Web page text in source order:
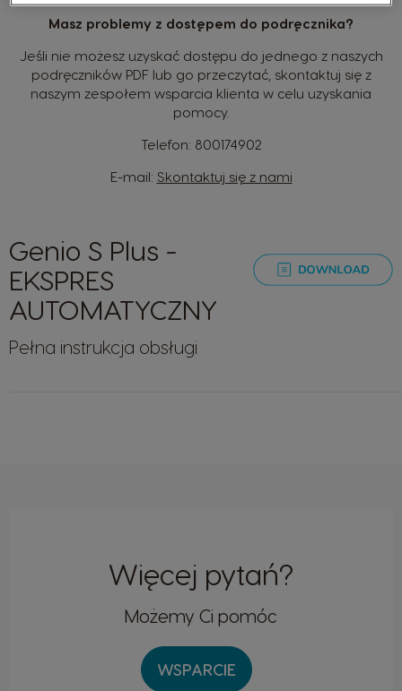
Masz problemy z dostępem do podręcznika?
Jeśli nie możesz uzyskać dostępu do jednego z naszych
podręczników PDF lub go przeczytać, skontaktuj się z
naszym zespołem wsparcia klienta w celu uzyskania
pomocy.
Telefon: 800174902
E-mail: Skontaktuj się z nami
Genio S Plus -
EKSPRES
AUTOMATYCZNY
Pełna instrukcja obsługi
Więcej pytań?
Możemy Ci pomóc
WSPARCIE